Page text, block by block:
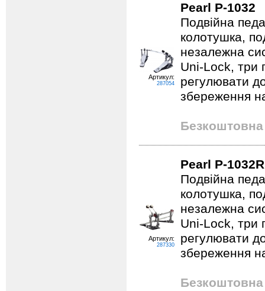
Артикул:
287054
Pearl P-1032
Подвійна
колотушка,
незалежна
Uni-Lock, три
регулювати
збереження
Безкоштовна
Артикул:
287330
Pearl P-1032R
Подвійна
колотушка,
незалежна
Uni-Lock, три
регулювати
збереження
Безкоштовна